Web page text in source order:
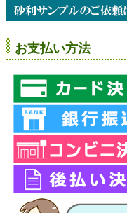
お支払い方法